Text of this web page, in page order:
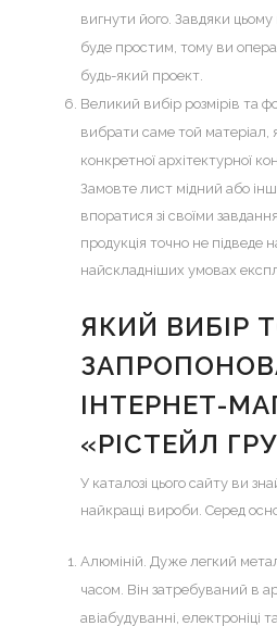
вигнути його. Завдяки
буде простим, тому ви
будь-який проект.
Великий вибір розмірів та
вибрати саме той матеріал,
конкретної архітектурної
Замовте лист мідний або
впоратися зі своїми
продукція точно не підведе
найскладніших умовах
ЯКИЙ ВИБІР
ІНТЕРНЕТ-
«РІСТЕЙЛ
У каталозі цього сайту ви
найкращі вироби. Серед
Алюміній. Дуже легкий
часом. Він затребуваний в
авіабудуванні, електроніці